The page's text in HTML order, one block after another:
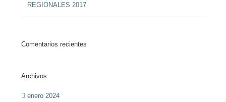
REGIONALES 2017
Comentarios recientes
Archivos
enero 2024